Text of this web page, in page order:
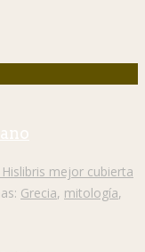
mejor cubierta
Grecia, mitología,